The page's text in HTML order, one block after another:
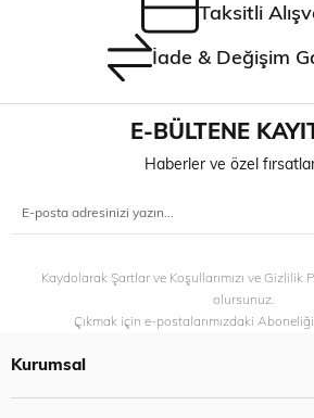
Taksitli
İade & Değişim
E-BÜLTENE
Haberler ve özel
Kaydolarak Şartlar ve Koşullarımızı ve Gizlilik
olursunuz.
Çıkmak için e-postalarımızdaki Aboneliği
Kurumsal